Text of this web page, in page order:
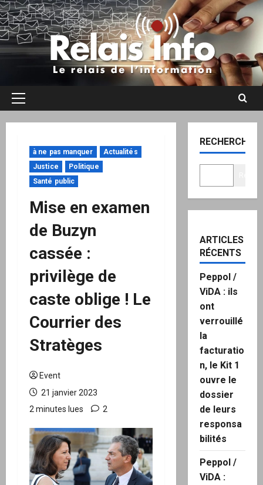
Aller
au
contenu
Menu
à ne pas manquer
Actualités
Justice
Politique
Santé public
Mise en examen
de Buzyn
cassée :
privilège de
caste oblige ! Le
Courrier des
Stratèges
Event
21 janvier 2023
2 minutes lues
2
RECHERCHER
ARTICLES
RÉCENTS
Peppol /
ViDA : ils
ont
verrouillé
la
facturatio
n, le Kit 1
ouvre le
dossier
de leurs
responsa
bilités
Peppol /
ViDA :